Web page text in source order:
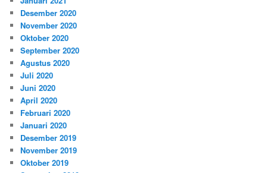
Desember 2020
November 2020
Oktober 2020
September 2020
Agustus 2020
Juli 2020
Juni 2020
April 2020
Februari 2020
Januari 2020
Desember 2019
November 2019
Oktober 2019